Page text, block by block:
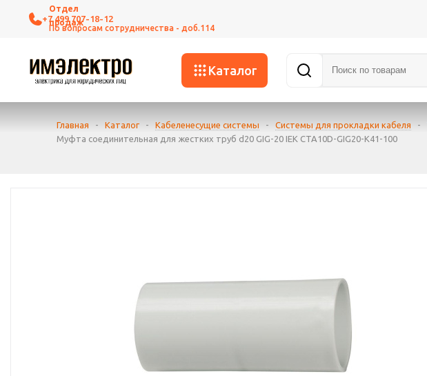
+7 499 707-18-12
Каталог
Главная - Каталог - Кабеленесущие системы - Системы для прокладки кабеля -
Муфта соединительная для жестких труб d20 GIG-20 IEK CTA10D-GIG20-K41-100